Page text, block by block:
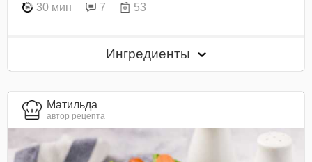
30 мин 7 53
Ингредиенты
Матильда
автор рецепта